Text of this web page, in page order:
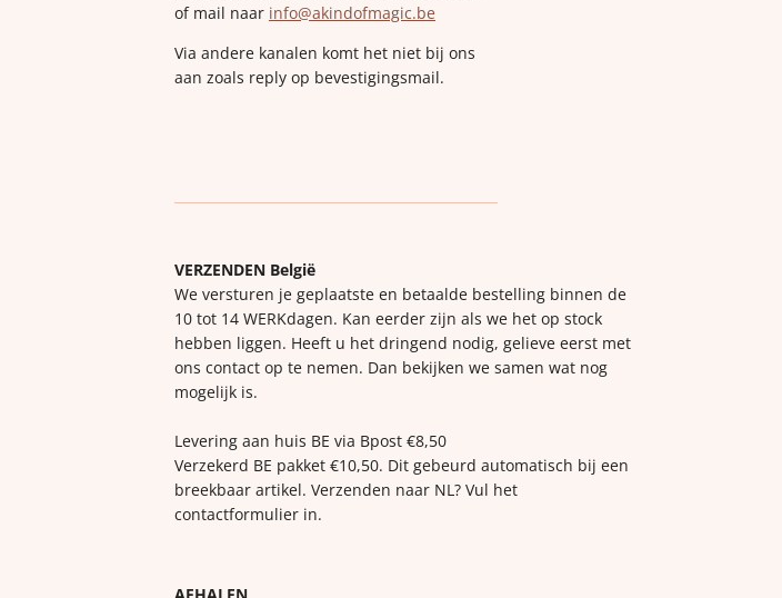
of mail naar info@akindofmagic.be
Via andere kanalen komt het niet bij ons
aan zoals reply op bevestigingsmail.
VERZENDEN België
We versturen je geplaatste en betaalde bestelling binnen de
10 tot 14 WERKdagen. Kan eerder zijn als we het op stock
hebben liggen. Heeft u het dringend nodig, gelieve eerst met
ons contact op te nemen. Dan bekijken we samen wat nog
mogelijk is.
Levering aan huis BE via Bpost €8,50
Verzekerd BE pakket €10,50. Dit gebeurd automatisch bij een
breekbaar artikel. Verzenden naar NL? Vul het
contactformulier in.